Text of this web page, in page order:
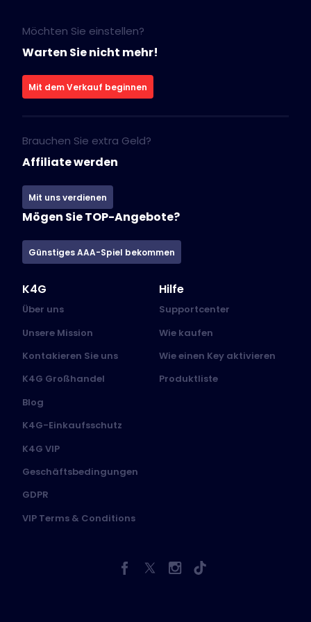
Möchten Sie einstellen?
Warten Sie nicht mehr!
Mit dem Verkauf beginnen
Brauchen Sie extra Geld?
Affiliate werden
Mit uns verdienen
Mögen Sie TOP-Angebote?
Günstiges AAA-Spiel bekommen
K4G
Über uns
Unsere Mission
Kontakieren Sie uns
K4G Großhandel
Blog
K4G-Einkaufsschutz
K4G VIP
Geschäftsbedingungen
GDPR
VIP Terms & Conditions
Hilfe
Supportcenter
Wie kaufen
Wie einen Key aktivieren
Produktliste